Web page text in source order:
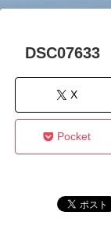
DSC07633
X
Pocket